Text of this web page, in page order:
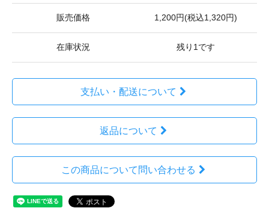
販売価格 1,200円(税込1,320円)
在庫状況 残り1です
支払い・配送について
返品について
この商品について問い合わせる